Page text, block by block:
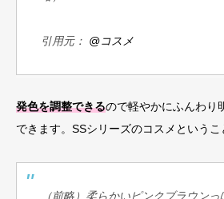
引用元： @コスメ
発色を調整できるので軽やかにふんわり
できます。SSシリーズのコスメというこ
（前略）柔らかいピンクブラウン